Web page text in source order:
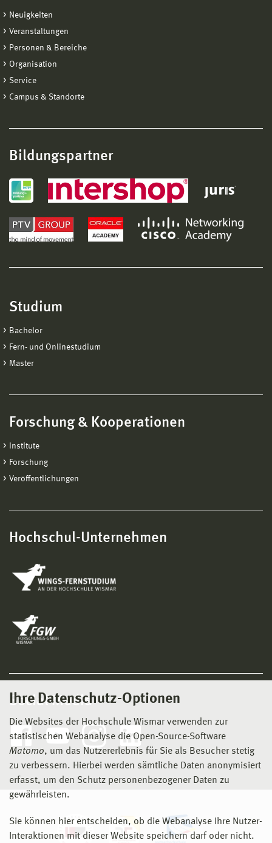
Ihre Datenschutz-Optionen
Die Websites der Hochschule Wismar verwenden zur
statistischen Webanalyse die Open-Source-Software
Matomo, um das Nutzererlebnis für Sie als Besucher stetig
zu verbessern. Hierbei werden sämtliche Daten anonymisiert
erfasst, um den Schutz personenbezogener Daten zu
gewährleisten.
Sie können hier entscheiden, ob die Webanalyse Ihre Nutzer-
Interaktionen mit dieser Website speichern darf oder nicht.
Neuigkeiten
Veranstaltungen
Personen & Bereiche
Organisation
Service
Campus & Standorte
Bildungspartner
Studium
Bachelor
Fern- und Onlinestudium
Master
Forschung & Kooperationen
Institute
Forschung
Veröffentlichungen
Hochschul-Unternehmen
Social Media